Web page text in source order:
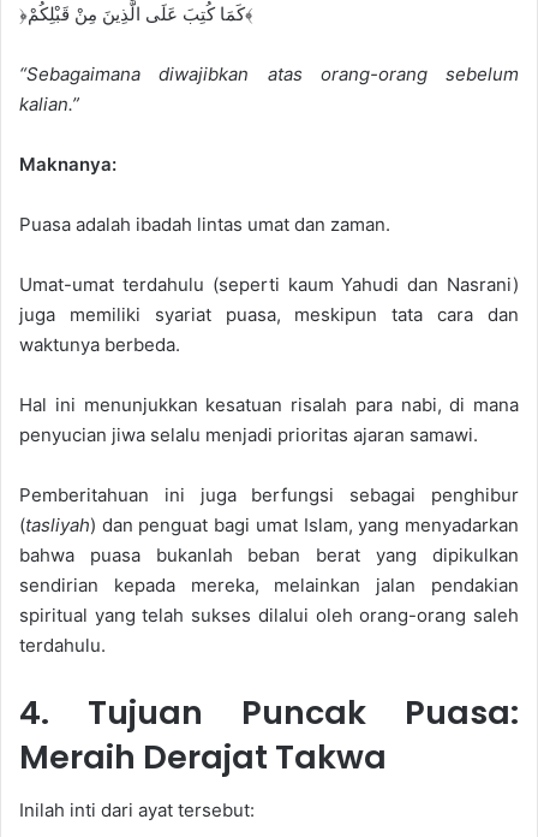
﴿كَمَا كُتِبَ عَلَى الَّذِينَ مِنْ قَبْلِكُمْ﴾
“Sebagaimana diwajibkan atas orang-orang sebelum
kalian.”
Maknanya:
Puasa adalah ibadah lintas umat dan zaman.
Umat-umat terdahulu (seperti kaum Yahudi dan Nasrani)
juga memiliki syariat puasa, meskipun tata cara dan
waktunya berbeda.
Hal ini menunjukkan kesatuan risalah para nabi, di mana
penyucian jiwa selalu menjadi prioritas ajaran samawi.
Pemberitahuan ini juga berfungsi sebagai penghibur
(tasliyah) dan penguat bagi umat Islam, yang menyadarkan
bahwa puasa bukanlah beban berat yang dipikulkan
sendirian kepada mereka, melainkan jalan pendakian
spiritual yang telah sukses dilalui oleh orang-orang saleh
terdahulu.
4. Tujuan Puncak Puasa:
Meraih Derajat Takwa
Inilah inti dari ayat tersebut: